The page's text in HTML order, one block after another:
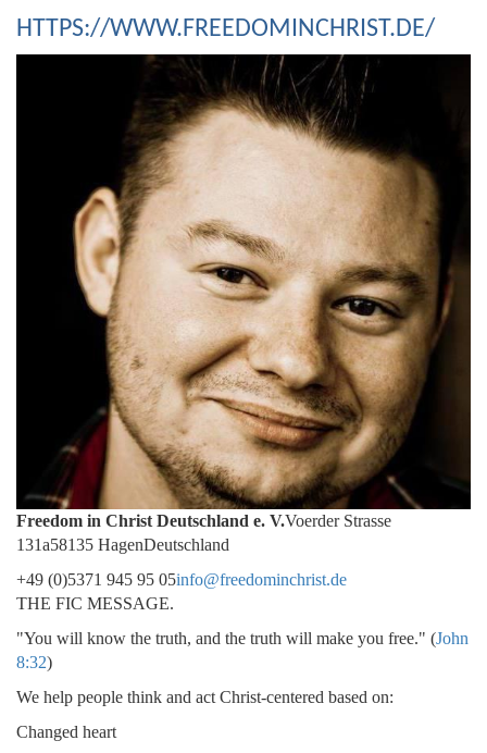
HTTPS://WWW.FREEDOMINCHRIST.DE/
Freedom in Christ Deutschland e. V.Voerder Strasse
131a58135 HagenDeutschland
+49 (0)5371 945 95 05info@freedominchrist.de
THE FIC MESSAGE.
"You will know the truth, and the truth will make you free." (John
8:32)
We help people think and act Christ-centered based on:
Changed heart